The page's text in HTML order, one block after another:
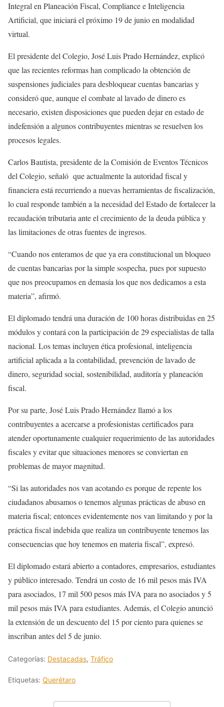
Integral en Planeación Fiscal, Compliance e Inteligencia
Artificial, que iniciará el próximo 19 de junio en modalidad
virtual.
El presidente del Colegio, José Luis Prado Hernández, explicó
que las recientes reformas han complicado la obtención de
suspensiones judiciales para desbloquear cuentas bancarias y
consideró que, aunque el combate al lavado de dinero es
necesario, existen disposiciones que pueden dejar en estado de
indefensión a algunos contribuyentes mientras se resuelven los
procesos legales.
Carlos Bautista, presidente de la Comisión de Eventos Técnicos
del Colegio, señaló que actualmente la autoridad fiscal y
financiera está recurriendo a nuevas herramientas de fiscalización,
lo cual responde también a la necesidad del Estado de fortalecer la
recaudación tributaria ante el crecimiento de la deuda pública y
las limitaciones de otras fuentes de ingresos.
“Cuando nos enteramos de que ya era constitucional un bloqueo
de cuentas bancarias por la simple sospecha, pues por supuesto
que nos preocupamos en demasía los que nos dedicamos a esta
materia”, afirmó.
El diplomado tendrá una duración de 100 horas distribuidas en 25
módulos y contará con la participación de 29 especialistas de talla
nacional. Los temas incluyen ética profesional, inteligencia
artificial aplicada a la contabilidad, prevención de lavado de
dinero, seguridad social, sostenibilidad, auditoría y planeación
fiscal.
Por su parte, José Luis Prado Hernández llamó a los
contribuyentes a acercarse a profesionistas certificados para
atender oportunamente cualquier requerimiento de las autoridades
fiscales y evitar que situaciones menores se conviertan en
problemas de mayor magnitud.
“Si las autoridades nos van acotando es porque de repente los
ciudadanos abusamos o tenemos algunas prácticas de abuso en
materia fiscal; entonces evidentemente nos van limitando y por la
práctica fiscal indebida que realiza un contribuyente tenemos las
consecuencias que hoy tenemos en materia fiscal”, expresó.
El diplomado estará abierto a contadores, empresarios, estudiantes
y público interesado. Tendrá un costo de 16 mil pesos más IVA
para asociados, 17 mil 500 pesos más IVA para no asociados y 5
mil pesos más IVA para estudiantes. Además, el Colegio anunció
la extensión de un descuento del 15 por ciento para quienes se
inscriban antes del 5 de junio.
Categorías: Destacadas, Tráfico
Etiquetas: Querétaro